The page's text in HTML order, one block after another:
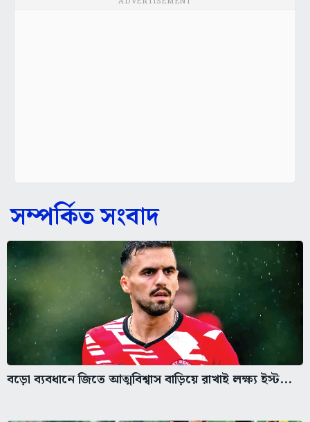
সম্পর্কিত সংবাদ
বড়ো ব্যবধানে জিতে আত্মবিশ্বাস বাড়িয়ে রাখাই লক্ষ্য ইস্ট...